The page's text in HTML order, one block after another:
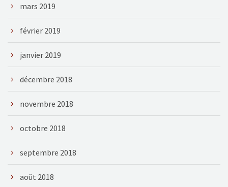
mars 2019
février 2019
janvier 2019
décembre 2018
novembre 2018
octobre 2018
septembre 2018
août 2018